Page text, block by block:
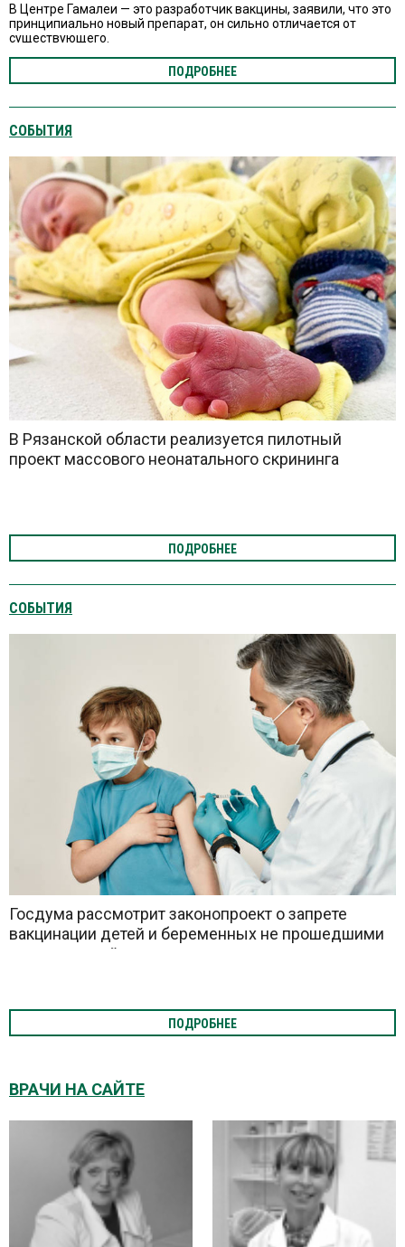
В Центре Гамалеи — это разработчик вакцины, заявили, что это
принципиально новый препарат, он сильно отличается от
существующего.
ПОДРОБНЕЕ
СОБЫТИЯ
В Рязанской области реализуется пилотный
проект массового неонатального скрининга
ПОДРОБНЕЕ
СОБЫТИЯ
Госдума рассмотрит законопроект о запрете
вакцинации детей и беременных не прошедшими
исследований препаратами
ПОДРОБНЕЕ
ВРАЧИ НА САЙТЕ